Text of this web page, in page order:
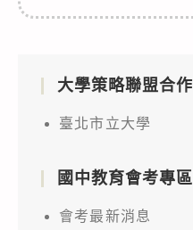
大學策略聯盟合作
臺北市立大學
國中教育會考專區
會考最新消息